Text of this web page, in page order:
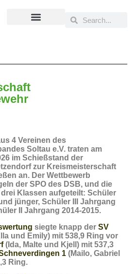
4 Vereinen des
Soltau e.V. traten am
im Schießstand der
zur Kreismeisterschaft
an. Der Wettbewerb
der SPO des DSB, und die
Klassen aufgeteilt: Schüler
jünger, Schüler III Jahrgang
II Jahrgang 2014-2015.
siegte knapp der SV
und Emily) mit 538,9 Ring vor
(Ida, Malte und Kjell) mit 537,3
1 (Mailo, Gabriel
Ring.